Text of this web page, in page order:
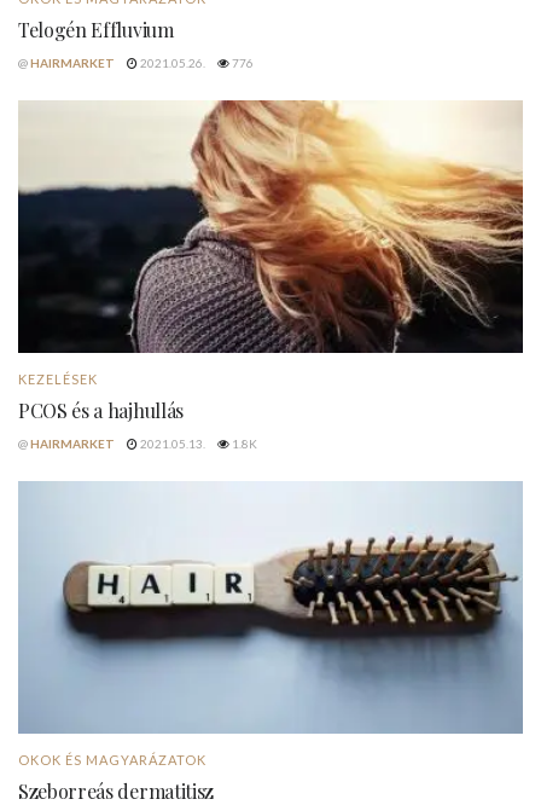
Telogén Effluvium
@HAIRMARKET 2021.05.26. 776
KEZELÉSEK
PCOS és a hajhullás
@HAIRMARKET 2021.05.13. 1.8K
OKOK ÉS MAGYARÁZATOK
Szeborreás dermatitisz